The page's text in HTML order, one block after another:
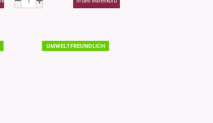
UMWELTFREUNDLICH